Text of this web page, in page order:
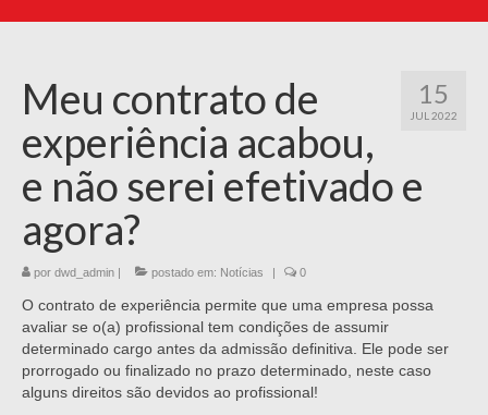
15
JUL 2022
Meu contrato de
experiência acabou,
e não serei efetivado e
agora?
por dwd_admin postado em: Notícias 0
O contrato de experiência permite que uma empresa possa
avaliar se o(a) profissional tem condições de assumir
determinado cargo antes da admissão definitiva. Ele pode ser
prorrogado ou finalizado no prazo determinado, neste caso
alguns direitos são devidos ao profissional!